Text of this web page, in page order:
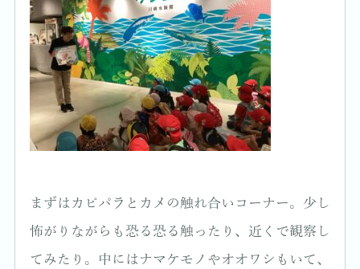
まずはカピパラとカメの触れ合いコーナー。少し
怖がりながらも恐る恐る触ったり、近くで観察し
てみたり。中にはナマケモノやオオワシもいて、